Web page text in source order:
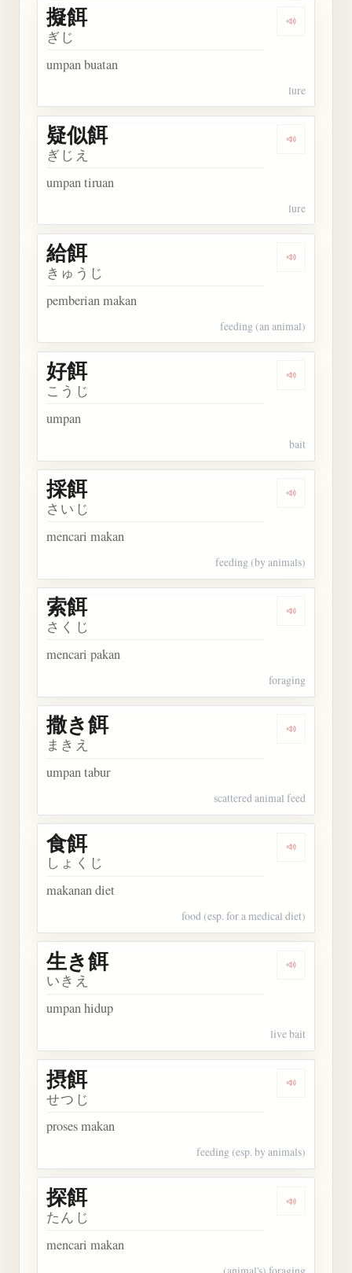
Dengarkan
擬餌
ぎじ
umpan buatan
lure
Dengarkan
疑似餌
ぎじえ
umpan tiruan
lure
Dengarkan
給餌
きゅうじ
pemberian makan
feeding (an animal)
Dengarkan
好餌
こうじ
umpan
bait
Dengarkan
採餌
さいじ
mencari makan
feeding (by animals)
Dengarkan
索餌
さくじ
mencari pakan
foraging
Dengarkan
撒き餌
まきえ
umpan tabur
scattered animal feed
Dengarkan
食餌
しょくじ
makanan diet
food (esp. for a medical diet)
Dengarkan
生き餌
いきえ
umpan hidup
live bait
Dengarkan
摂餌
せつじ
proses makan
feeding (esp. by animals)
Dengarkan
探餌
たんじ
mencari makan
(animal's) foraging